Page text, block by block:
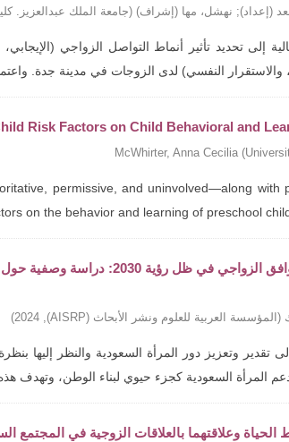
(إعداد); نهشل، مها (إشراف) (جامعة الملك عبدالعزيز.
إلى تحديد تأثير أنماط التواصل الزواجي
والاستقرار النفسي) لدى الزوجات في مدينة جدة.
Risk Factors on Child Behavioral and
McWhirter, Anna Cecilia (
permissive, and uninvolved—along with
on the behavior and learning of preschool
تمكين المرأة والتوافق
( المؤسسة العربية للعلوم ونشر الأبحاث (AISRP) ,
2024
)
رؤية 2030 إلى تقدير وتعزيز دور المرأة السعودية والنظر
المرأة السعودية كجزء حيوي لبناء الوطن، وتهدف
وعلاقتهما بالعلاقات الزوجية في